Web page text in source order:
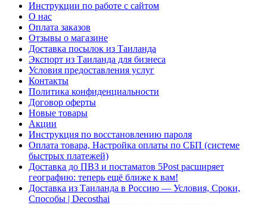
Инструкции по работе с сайтом
О нас
Оплата заказов
Отзывы о магазине
Доставка посылок из Таиланда
Экспорт из Таиланда для бизнеса
Условия предоставления услуг
Контакты
Политика конфиденциальности
Договор оферты
Новые товары
Акции
Инструкция по восстановлению пароля
Оплата товара, Настройка оплаты по СБП (системе
быстрых платежей)
Доставка до ПВЗ и постаматов 5Post расширяет
географию: теперь ещё ближе к вам!
Доставка из Таиланда в Россию — Условия, Сроки,
Способы | Decosthai